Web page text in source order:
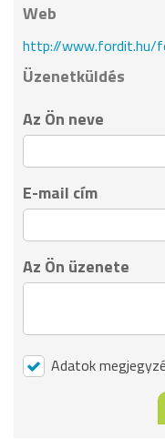
Web
http://www.fordit.hu/
Üzenetküldés
Az Ön neve
E-mail cím
Az Ön üzenete
Adatok